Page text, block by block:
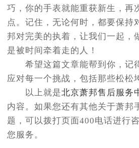
巧，你的手表就能重获新生，再
点。记住，无论何时，都要保持
邦对完美的执着，让我们一起，
是被时间牵着走的人！
希望这篇文章能帮到你，记
应对每一个挑战，包括那些松松
以上就是北京萧邦售后服务
内容。如果您还有其他关于萧邦
题，可以拨打页面400电话进行
您服务。